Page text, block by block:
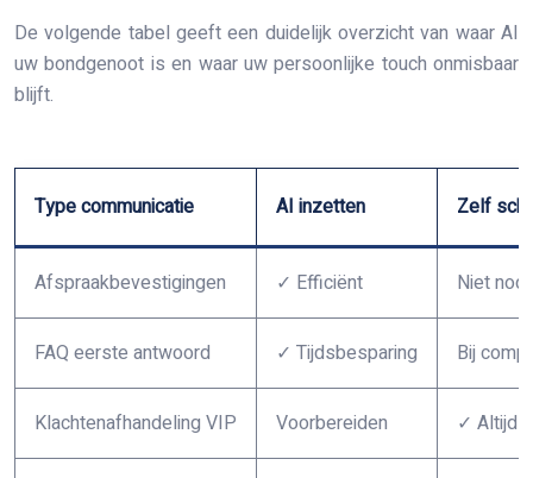
De volgende tabel geeft een duidelijk overzicht van waar AI
uw bondgenoot is en waar uw persoonlijke touch onmisbaar
blijft.
Type communicatie AI inzetten Zelf
Afspraakbevestigingen ✓ Efficiënt Niet
FAQ eerste antwoord ✓ Tijdsbesparing Bij
Klachtenafhandeling VIP Voorbereiden ✓ Altijd